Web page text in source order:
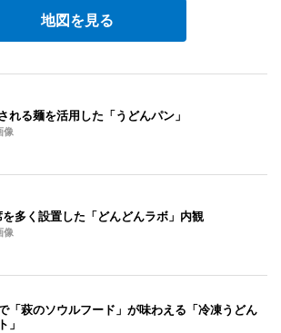
地図を見る
れる麺を活用した「うどんパン」
像
を多く設置した「どんどんラボ」内観
像
「萩のソウルフード」が味わえる「冷凍うどん
」